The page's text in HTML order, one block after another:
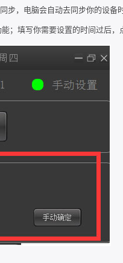
，电脑会自动去同步你的设备
；填写你需要设置的时间过后，